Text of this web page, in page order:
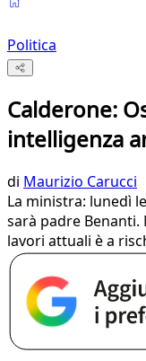
Politica
Calderone:
intelligenza
di Maurizio Carucci
La ministra: lunedì
sarà padre Benanti.
lavori attuali è a